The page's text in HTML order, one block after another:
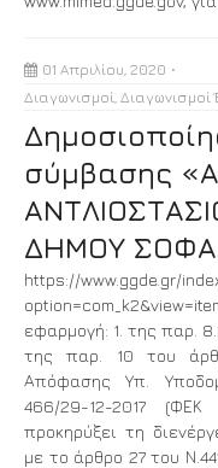
01 Απριλίου, 2020
Διαγωνισμοί Διαγωνισμοί
σύμβασης
ΔΗΜΟΥ
https://www.ggde.gr/
εφαρμογή: 1. της παρ.
της παρ. 10 του
Απόφασης Υπ.
466/29-12-2017 (ΦΕΚ
προκηρύξει τη
με το άρθρο 27 του